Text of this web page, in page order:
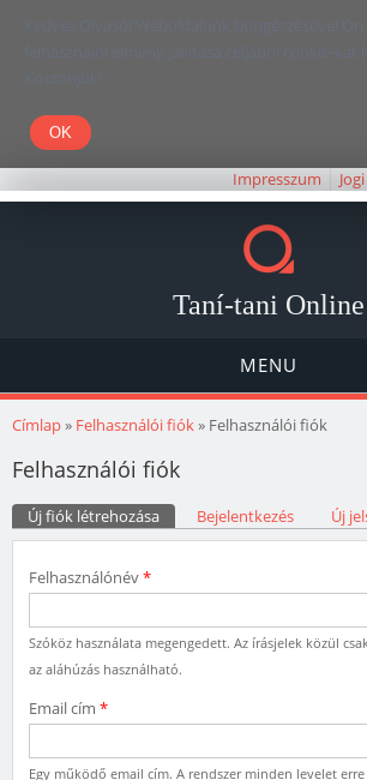
Kedves Olvasó! Weboldalunk böngészésével
felhasználói élmény javítása céljából cookie-kat
Köszönjük!
Impresszum
Taní-tani Online
MENU
Jelenlegi hely
Címlap» Felhasználói fiók» Felhasználói fiók
Felhasználói fiók
Elsődleges fülek
Új fiók létrehozása (aktív fül)Bejelentkezés Új
Felhasználónév*
Szóköz használata megengedett. Az írásjelek közül
az aláhúzás használható.
Email cím *
Egy működő email cím. A rendszer minden levelet